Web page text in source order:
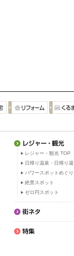
レジャー・観光 TOP
日帰り温泉・日帰り湯
パワースポットめぐり
絶景スポット
ゼロ円スポット